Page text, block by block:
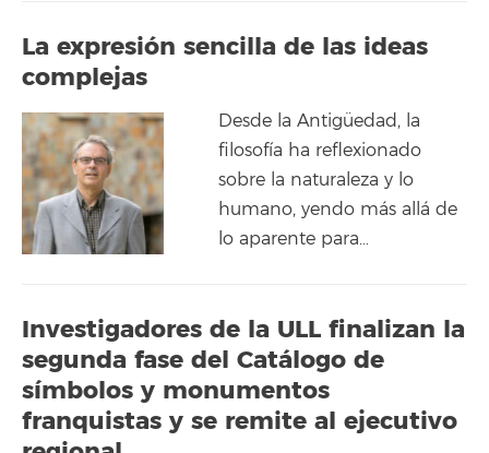
La expresión sencilla de las ideas
complejas
Desde la Antigüedad, la
filosofía ha reflexionado
sobre la naturaleza y lo
humano, yendo más allá de
lo aparente para…
Investigadores de la ULL finalizan la
segunda fase del Catálogo de
símbolos y monumentos
franquistas y se remite al ejecutivo